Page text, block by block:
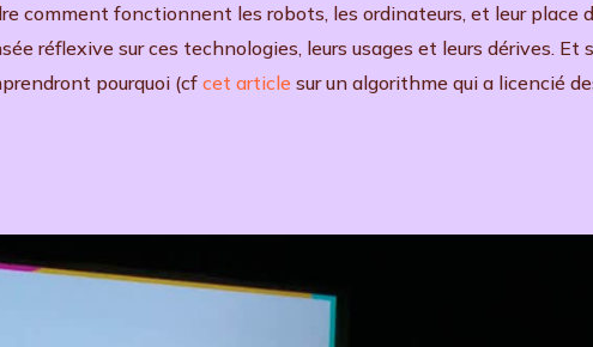
comment fonctionnent les robots, les ordinateurs, et leur place
réflexive sur ces technologies, leurs usages et leurs dérives.
pourquoi (cf cet article sur un algorithme qui a licencié